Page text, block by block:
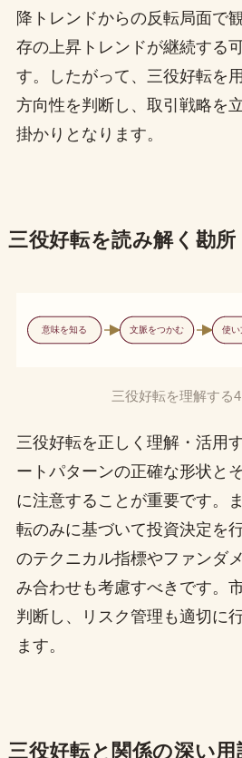
降トレンドからの反転局面で
存の上昇トレンドが継続する
す。したがって、三役好転を
方向性を判断し、取引戦略を
掛かりとなります。
三役好転を読み解く勘所
意味を知る 文脈をつかむ 使い
三役好転を理解する
三役好転を正しく理解・活用
ートパターンの正確な形状と
に注意することが重要です。
転のみに基づいて投資決定を
のテクニカル指標やファンダ
み合わせも考慮すべきです。
判断し、リスク管理も適切に
ます。
三役好転と関係の深い用